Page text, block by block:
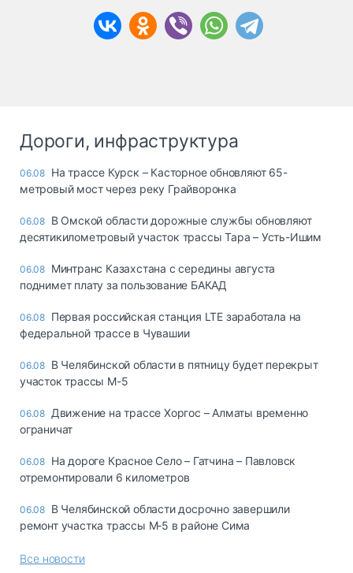
Дороги, инфраструктура
06.08 На трассе Курск – Касторное обновляют 65-
метровый мост через реку Грайворонка
06.08 В Омской области дорожные службы обновляют
десятикилометровый участок трассы Тара – Усть-Ишим
06.08 Минтранс Казахстана с середины августа
поднимет плату за пользование БАКАД
06.08 Первая российская станция LTE заработала на
федеральной трассе в Чувашии
06.08 В Челябинской области в пятницу будет перекрыт
участок трассы М-5
06.08 Движение на трассе Хоргос – Алматы временно
ограничат
06.08 На дороге Красное Село – Гатчина – Павловск
отремонтировали 6 километров
06.08 В Челябинской области досрочно завершили
ремонт участка трассы М‑5 в районе Сима
Все новости